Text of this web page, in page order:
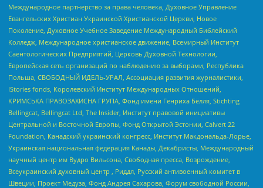
Международное партнерство за права человека, Духовное Управление
Евангельских Христиан Украинской Христианской Церкви, Новое
Поколение, Духовное Учебное Заведение Международный Библейский
Колледж, Международное христианское движение, Всемирный Институт
Саентологических Предприятий, Церковь Духовной Технологии,
Европейская сеть организаций по наблюдению за выборами, Республика
Польша, СВОБОДНЫЙ ИДЕЛЬ-УРАЛ, Ассоциация развития журналистики,
IStories fonds, Королевский Институт Международных Отношений,
КРИМСЬКА ПРАВОЗАХИСНА ГРУПА, Фонд имени Генриха Бёлля, Stichting
Bellingcat, Bellingcat Ltd, The Insider, Институт правовой инициативы
Центральной и Восточной Европы, Фонд Открытой Эстонии, Calvert 22
Foundation, Канадский украинский конгресс, Институт Макдональда-Лорье,
Украинская национальная федерация Канады, Декабристы, Международный
научный центр им Вудро Вильсона, Свободная пресса, Возрождение,
Всеукраинский духовный центр , Риддл, Русский антивоенный комитет в
Швеции, Проект Медуза, Фонд Андрея Сахарова, Форум свободной России,